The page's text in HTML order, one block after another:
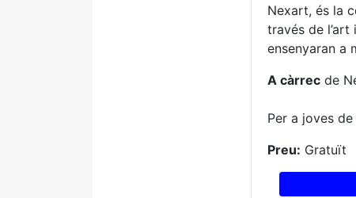
Nexart, és la
través de
ensenyaran a
A càrrec de
Per a joves
Preu: Gratuït